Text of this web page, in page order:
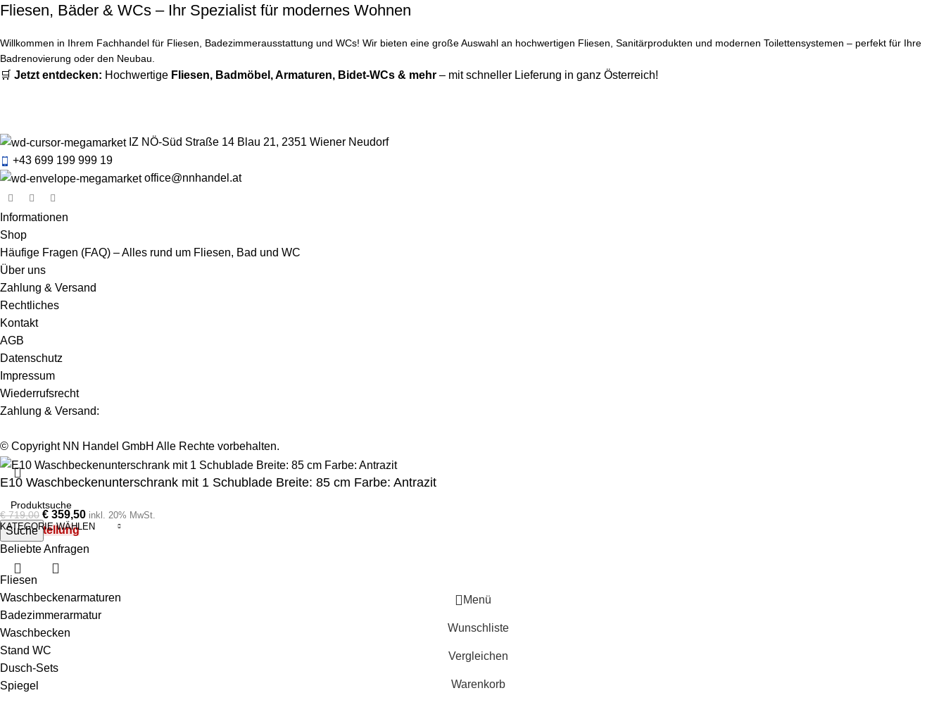
Fliesen, Bäder & WCs – Ihr Spezialist für modernes Wohnen
Willkommen in Ihrem Fachhandel für Fliesen, Badezimmerausstattung und WCs! Wir bieten eine große Auswahl an hochwertigen Fliesen, Sanitärprodukten und modernen Toilettensystemen – perfekt für Ihre
Badrenovierung oder den Neubau.
🛒 Jetzt entdecken: Hochwertige Fliesen, Badmöbel ,Armaturen, Bidet-WCs & mehr – mit schneller Lieferung in ganz Österreich!
IZ NÖ-Süd Straße 14 Blau 21, 2351 Wiener Neudorf
+43 699 199 999 19
office@nnhandel.at
Informationen
Shop
Häufige Fragen (FAQ) – Alles rund um Fliesen, Bad und WC
Über uns
Zahlung & Versand
Rechtliches
Kontakt
AGB
Datenschutz
Impressum
Wiederrufsrecht
Zahlung & Versand:
© Copyright NN Handel GmbH Alle Rechte vorbehalten.
KATEGORIE WÄHLEN
Suche
Beliebte Anfragen
Fliesen
Waschbeckenarmaturen
Badezimmerarmatur
Waschbecken
Stand WC
Dusch-Sets
Spiegel
E10 Waschbeckenunterschrank mit 1 Schublade Breite: 85 cm Farbe: Antrazit
€719,00 € 359,50 inkl. 20% MwSt.
Auf Bestellung
Menü
Wunschliste
Vergleichen
Warenkorb